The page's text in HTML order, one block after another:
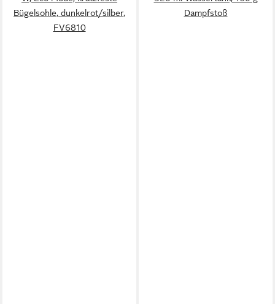
Bügelsohle, dunkelrot/silber,
FV6810
Dampfstoß